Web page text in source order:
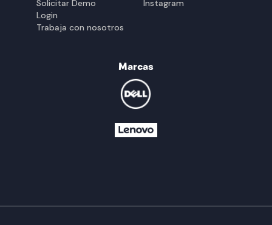
Solicitar Demo
Login
Trabaja con nosotros
Instagram
Marcas